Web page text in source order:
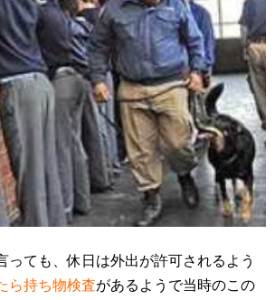
っても、休日は外出が許可されるよう
ら持ち物検査があるようで当時のこの